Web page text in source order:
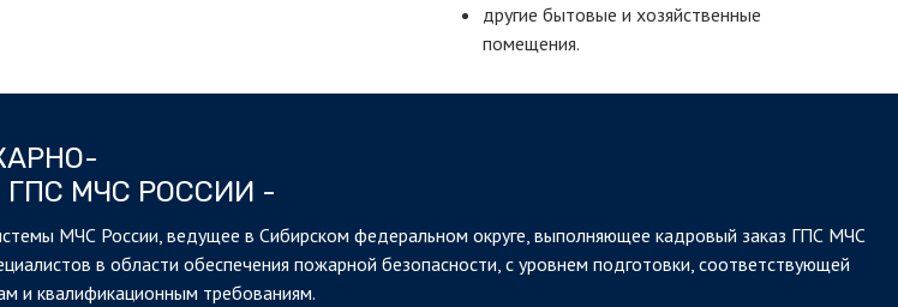
другие бытовые и хозяйственные
помещения.
МЧС РОССИИ -
МЧС России, ведущее в Сибирском федеральном округе, выполняющее кадровый заказ ГПС МЧС
в области обеспечения пожарной безопасности, с уровнем подготовки, соответствующей
и квалификационным требованиям.